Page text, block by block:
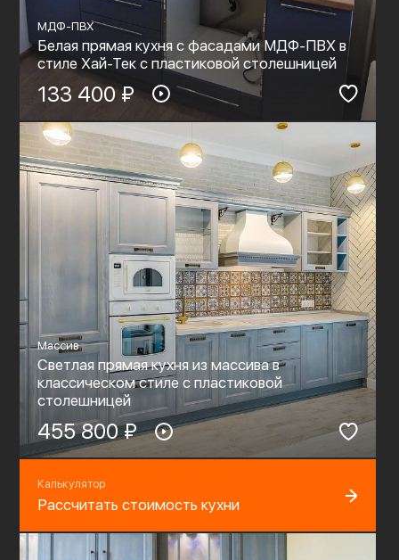
МДФ-ПВХ
Белая прямая кухня с фасадами МДФ-ПВХ в
стиле Хай-Тек с пластиковой столешницей
133 400 ₽
Массив
Светлая прямая кухня из массива в
классическом стиле с пластиковой
столешницей
455 800 ₽
Калькулятор
Рассчитать стоимость кухни